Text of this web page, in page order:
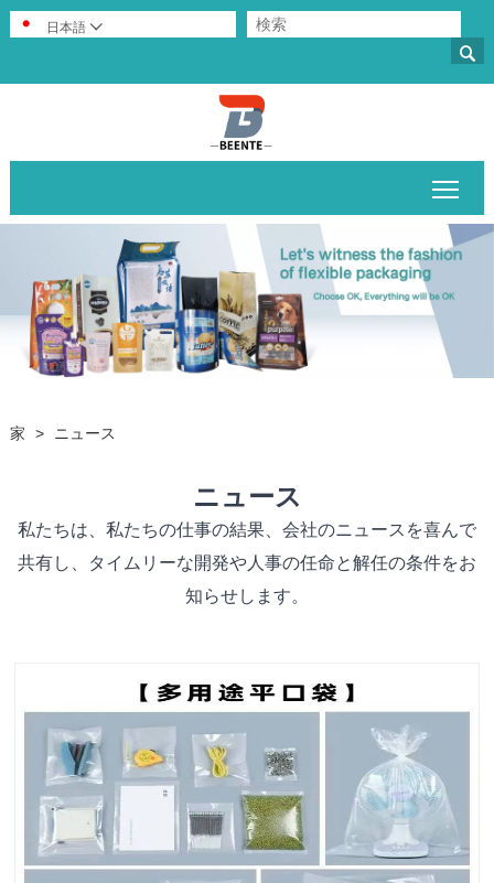

日本語 
家 > ニュース
ニュース
私たちは、私たちの仕事の結果、会社のニュースを喜んで
共有し、タイムリーな開発や人事の任命と解任の条件をお
知らせします。